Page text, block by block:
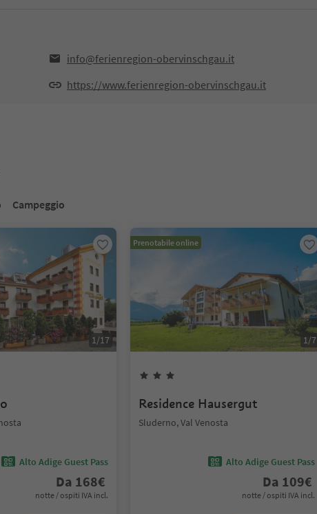
info@ferienregion-obervinschgau.it
https://www.ferienregion-obervinschgau.it
Campeggio
1/17
Alto Adige Guest Pass
Da 168€
notte / ospiti IVA incl.
Prenotabile online
1/7
Residence Hausergut
Sluderno, Val Venosta
Alto Adige Guest Pass
Da 109€
notte / ospiti IVA incl.